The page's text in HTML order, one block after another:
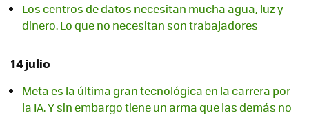
Los centros de datos necesitan mucha agua, luz y
dinero. Lo que no necesitan son trabajadores
14 julio
Meta es la última gran tecnológica en la carrera por
la IA. Y sin embargo tiene un arma que las demás no